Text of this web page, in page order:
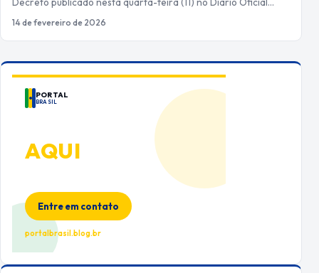
14 de fevereiro de 2026
PORTAL
BRASIL
AQUI
Entre em contato
portalbrasil.blog.br